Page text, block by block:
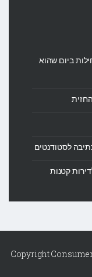
ביום שהוא
Copyright